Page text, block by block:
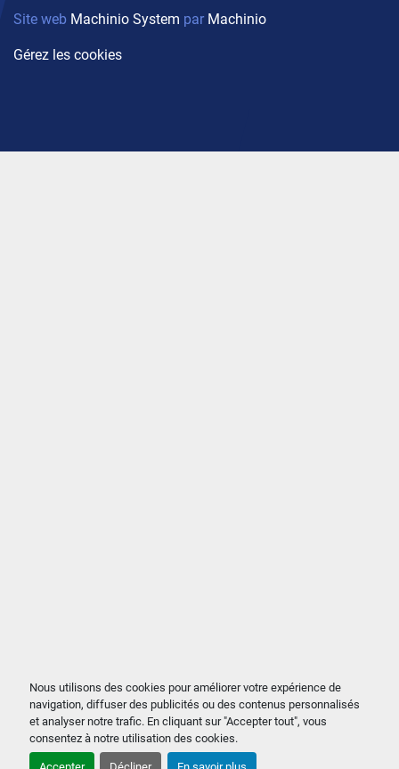
Nous utilisons des cookies pour améliorer votre expérience de
navigation, diffuser des publicités ou des contenus personnalisés
et analyser notre trafic. En cliquant sur "Accepter tout", vous
consentez à notre utilisation des cookies.
Site web Machinio System par Machinio
Gérez les cookies